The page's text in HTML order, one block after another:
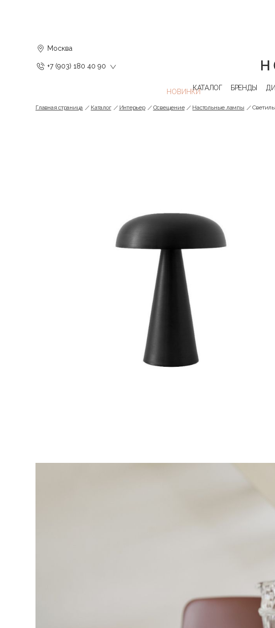
Москва
+7 (903) 180 40 90
КАТАЛОГ БРЕНДЫ
Главная страница Каталог Интерьер Освещение Настольные лампы